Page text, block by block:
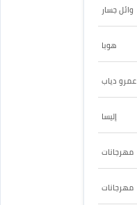
وائل جسار
هوبا
عمرو دياب
إليسا
مهرجانات
مهرجانات